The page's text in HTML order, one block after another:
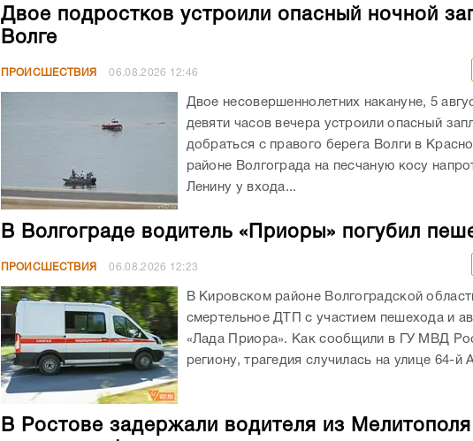
Двое подростков устроили опасный ночной
Волге
ПРОИСШЕСТВИЯ 06.08.2026 12:46
Двое несовершеннолетних накануне, 5
девяти часов вечера устроили опасный
добраться с правого берега Волги в
районе Волгограда на песчаную косу
Ленину у входа...
В Волгограде водитель «Приоры» погубил
ПРОИСШЕСТВИЯ 06.08.2026 12:23
В Кировском районе Волгоградской
смертельное ДТП с участием пешехода и
«Лада Приора». Как сообщили в ГУ МВД
региону, трагедия случилась на улице 64-
В Ростове задержали водителя из